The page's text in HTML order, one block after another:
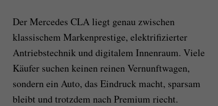
Der Mercedes CLA liegt genau zwischen
klassischem Markenprestige, elektrifizierter
Antriebstechnik und digitalem Innenraum. Viele
Käufer suchen keinen reinen Vernunftwagen,
sondern ein Auto, das Eindruck macht, sparsam
bleibt und trotzdem nach Premium riecht.